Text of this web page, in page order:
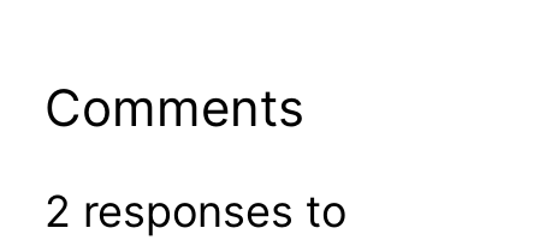
Comments
2 responses to